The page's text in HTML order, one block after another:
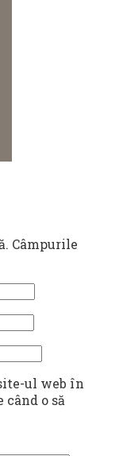
Câmpurile
ul web în
o să